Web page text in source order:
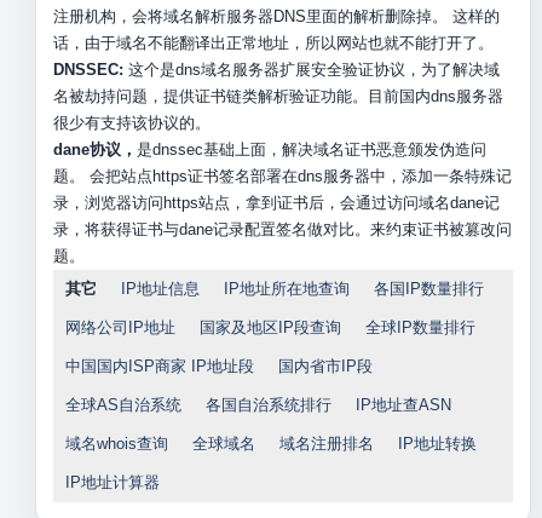
注册机构，会将域名解析服务器DNS里面的解析删除掉。 这样的
话，由于域名不能翻译出正常地址，所以网站也就不能打开了。
DNSSEC: 这个是dns域名服务器扩展安全验证协议，为了解决域
名被劫持问题，提供证书链类解析验证功能。目前国内dns服务器
很少有支持该协议的。
dane协议， 是dnssec基础上面，解决域名证书恶意颁发伪造问
题。 会把站点https证书签名部署在dns服务器中，添加一条特殊记
录，浏览器访问https站点，拿到证书后，会通过访问域名dane记
录，将获得证书与dane记录配置签名做对比。来约束证书被篡改问
题。
其它
IP地址信息 IP地址所在地查询 各国IP数量排行
网络公司IP地址 国家及地区IP段查询 全球IP数量排行
中国国内ISP商家 IP地址段 国内省市IP段
全球AS自治系统 各国自治系统排行 IP地址查ASN
域名whois查询 全球域名 域名注册排名 IP地址转换
IP地址计算器